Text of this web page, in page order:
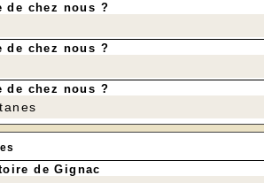
de chez nous ?
de chez nous ?
de chez nous ?
de Gignac